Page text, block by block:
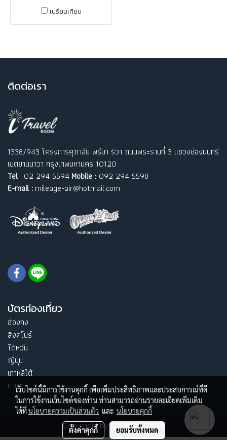
เปรียบเทียบ
ติดต่อเรา
1338/943 โครงการศุภาลัย พรีมา ริวา ถนนพระรามที่ 3 แขวงช่องนนทรี
เขตยานนาวา กรุงเทพมหานคร 10120
Tel: 02 294 5594 Mobile : 092 294 5598
E-mail : mileage-air@hotmail.com
บัตรท่องเที่ยว
ฮ่องกง
สิงคโปร์
ไต้หวัน
ญี่ปุ่น
เกาหลีใต้
มาเก๊า
Copy right by itravelroom.com
เว็บไซต์นี้มีการใช้งานคุกกี้ เพื่อเพิ่มประสิทธิภาพและประสบการณ์ที่ดี
ในการใช้งานเว็บไซต์ของท่าน ท่านสามารถอ่านรายละเอียดเพิ่มเติม
ได้ที่นโยบายความเป็นส่วนตัว และ นโยบายคุกกี้
ตั้งค่าคุกกี้ ยอมรับทั้งหมด